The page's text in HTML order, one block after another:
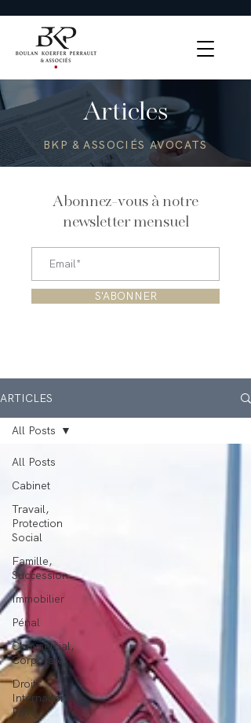
Articles
BKP & ASSOCIÉS AVOCATS
Abonnez-vous à notre
newsletter mensuel
S'ABONNER
ARTICLES
All Posts
Cabinet
Travail,
Protection
Social
Famille,
Succession
Immobilier
Pénal
Commercial,
Corporate
Droit
International
Privé
All Posts